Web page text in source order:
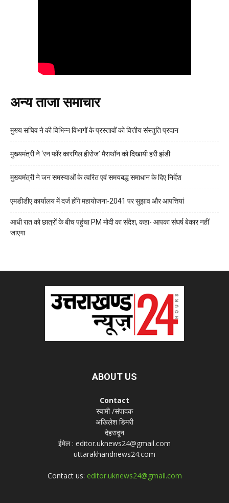
अन्य ताजा समाचार
मुख्य सचिव ने की विभिन्न विभागों के प्रस्तावों को वित्तीय संस्तुति प्रदान
मुख्यमंत्री ने ‘रन फॉर कारगिल हीरोज’ मैराथॉन को दिखायी हरी झंडी
मुख्यमंत्री ने जन समस्याओं के त्वरित एवं समयबद्ध समाधान के दिए निर्देश
एमडीडीए कार्यालय में दर्ज होंगे महायोजना-2041 पर सुझाव और आपत्तियां
आधी रात को छात्रों के बीच पहुंचा PM मोदी का संदेश, कहा- आपका संघर्ष बेकार नहीं
जाएगा
ABOUT US
Contact
स्वामी /संपादक
अखिलेश डिमरी
देहरादून
ईमेल : editor.uknews24@gmail.com
uttarakhandnews24.com
Contact us: editor.uknews24@gmail.com